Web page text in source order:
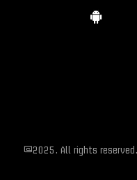
©2025. All rights reserved.